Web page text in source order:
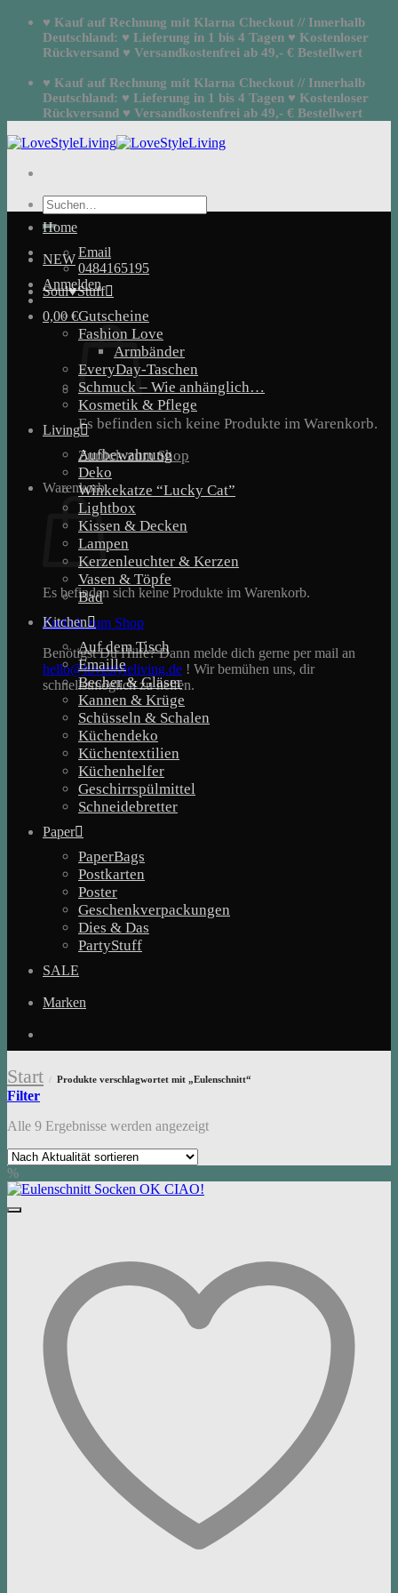
Zum
springen
♥ Kauf auf Rechnung mit Klarna Checkout // Innerhalb
Deutschland: ♥ Lieferung in 1 bis 4 Tagen ♥ Kostenloser
Rückversand ♥ Versandkostenfrei ab 49,- € Bestellwert
♥ Kauf auf Rechnung mit Klarna Checkout // Innerhalb
Deutschland: ♥ Lieferung in 1 bis 4 Tagen ♥ Kostenloser
Rückversand ♥ Versandkostenfrei ab 49,- € Bestellwert
Suchen
nach:
Email
0484165195
Anmelden
0,00€
Es befinden sich keine Produkte im Warenkorb.
Zurück zum Shop
Warenkorb
Es befinden sich keine Produkte im Warenkorb.
Zurück zum Shop
Benötigst Du Hilfe? Dann melde dich gerne per mail an
hello@lovestyleliving.de ! Wir bemühen uns, dir
schnellstmöglich zu helfen.
Home
NEW
Soul♥Stuff
Gutscheine
Fashion Love
Armbänder
EveryDay-Taschen
Schmuck – Wie anhänglich…
Kosmetik & Pflege
Living
Aufbewahrung
Deko
Winkekatze “Lucky Cat”
Lightbox
Kissen & Decken
Lampen
Kerzenleuchter & Kerzen
Vasen & Töpfe
Bad
Kitchen
Auf dem Tisch
Emaille
Becher & Gläser
Kannen & Krüge
Schüsseln & Schalen
Küchendeko
Küchentextilien
Küchenhelfer
Geschirrspülmittel
Schneidebretter
Paper
PaperBags
Postkarten
Poster
Geschenkverpackungen
Dies & Das
PartyStuff
SALE
Marken
Start / Produkte verschlagwortet mit „Eulenschnitt“
Filter
Alle 9 Ergebnisse werden angezeigtNach
%